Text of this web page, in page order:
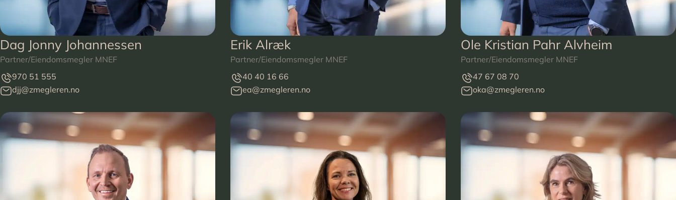
Dag Jonny Johannessen
Partner/Eiendomsmegler MNEF
970 51 555
djj@zmegleren.no
Erik Alræk
Partner/Eiendomsmegler MNEF
40 40 16 66
ea@zmegleren.no
Ole Kristian Pahr Alvheim
Partner/Eiendomsmegler MNEF
47 67 08 70
oka@zmegleren.no